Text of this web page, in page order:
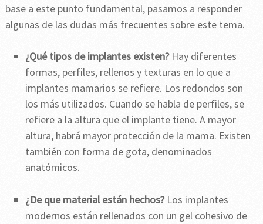
base a este punto fundamental, pasamos a responder
algunas de las dudas más frecuentes sobre este tema.
¿Qué tipos de implantes existen?Hay diferentes
formas, perfiles, rellenos y texturas en lo que a
implantes mamarios se refiere. Los redondos son
los más utilizados. Cuando se habla de perfiles, se
refiere a la altura que el implante tiene. A mayor
altura, habrá mayor protección de la mama. Existen
también con forma de gota, denominados
anatómicos.
¿De que material están hechos?Los implantes
modernos están rellenados con un gel cohesivo de